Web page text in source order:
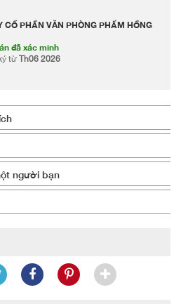
CỔ PHẦN VĂN PHÒNG PHẨM HỒNG
đã xác minh
từ Th06 2026
người bạn